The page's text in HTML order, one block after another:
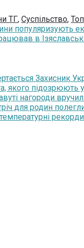
ТГ, Суспільство, Топ
популяризують
в
Захисник
якого підозрюють
нагороди
для родин